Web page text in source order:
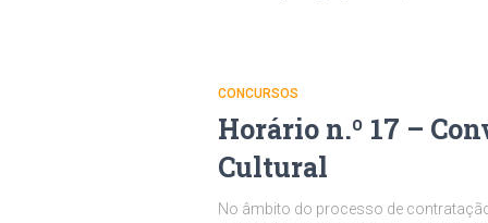
CONCURSOS
Horário n.º 17 –
Cultural
No âmbito do processo de